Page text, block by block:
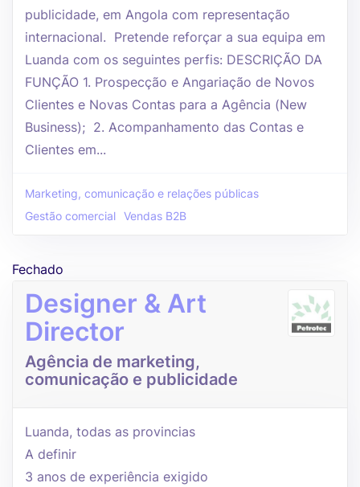
publicidade, em Angola com representação
internacional. Pretende reforçar a sua equipa em
Luanda com os seguintes perfis: DESCRIÇÃO DA
FUNÇÃO 1. Prospecção e Angariação de Novos
Clientes e Novas Contas para a Agência (New
Business); 2. Acompanhamento das Contas e
Clientes em...
Marketing, comunicação e relações públicas
Gestão comercial
Vendas B2B
Fechado
Designer & Art
Director
Agência de marketing,
comunicação e publicidade
Luanda, todas as provincias
A definir
3 anos de experiência exigido